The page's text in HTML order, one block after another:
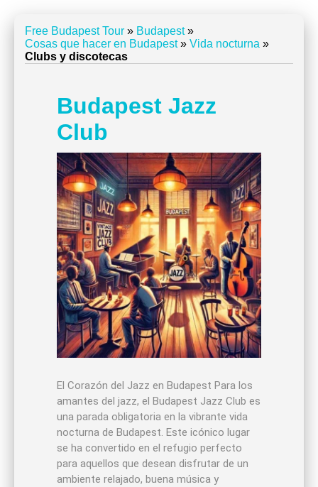
Free Budapest Tour » Budapest»
Cosas que hacer en Budapest» Vida nocturna »
Clubs y discotecas
Budapest Jazz
Club
El Corazón del Jazz en Budapest Para los
amantes del jazz, el Budapest Jazz Club es
una parada obligatoria en la vibrante vida
nocturna de Budapest. Este icónico lugar
se ha convertido en el refugio perfecto
para aquellos que desean disfrutar de un
ambiente relajado, buena música y